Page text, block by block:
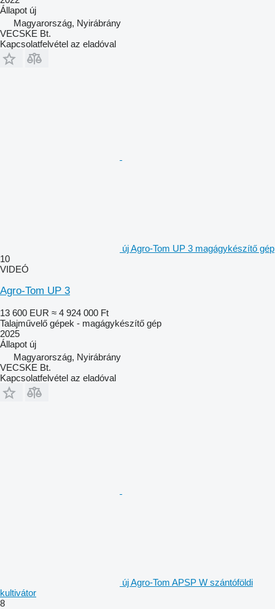
Állapot új
Magyarország, Nyirábrány
VECSKE Bt.
Kapcsolatfelvétel az eladóval
új Agro-Tom UP 3 magágykészítő gép
10
VIDEÓ
Agro-Tom UP 3
13 600 EUR ≈ 4 924 000 Ft
Talajművelő gépek - magágykészítő gép
2025
Állapot új
Magyarország, Nyirábrány
VECSKE Bt.
Kapcsolatfelvétel az eladóval
új Agro-Tom APSP W szántóföldi
kultivátor
8